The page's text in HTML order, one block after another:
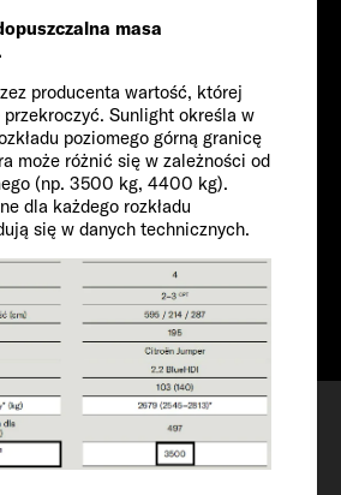
masa
producenta wartość, której
przekroczyć. Sunlight określa w
poziomego górną granicę
może różnić się w zależności od
(np. 3500 kg, 4400 kg).
dla każdego rozkładu
się w danych technicznych.
FIAT